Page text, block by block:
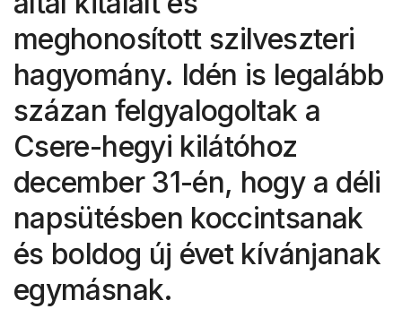
meghonosított szilveszteri
hagyomány. Idén is legalább
százan felgyalogoltak a
Csere-hegyi kilátóhoz
december 31-én, hogy a déli
napsütésben koccintsanak
és boldog új évet kívánjanak
egymásnak.